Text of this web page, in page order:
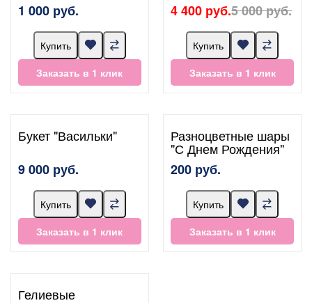
1 000 руб.
Купить
Заказать в 1 клик
4 400 руб.5 000 руб.
Купить
Заказать в 1 клик
Букет "Васильки"
9 000 руб.
Купить
Заказать в 1 клик
Разноцветные шары
"С Днем Рождения"
200 руб.
Купить
Заказать в 1 клик
Гелиевые